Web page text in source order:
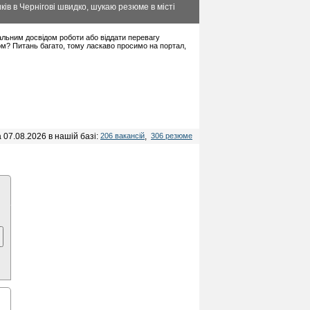
в Чернігові швидко, шукаю резюме в місті
досвідом роботи або віддати перевагу
Питань багато, тому ласкаво просимо на портал,
07.08.2026 в нашій базі: 206 вакансій, 306 резюме